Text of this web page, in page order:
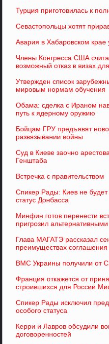
Турция приготовилась к
Севастопольцы хотят
Авария в Хабаровском
Члены Конгресса США
возможный отказ в визах
Утвержден список
мировым нормам обучения
Обама: сделка с Ираном
путь к ядерному оружию
Бойцам ГРУ предъявят
развязывании войны
Суд в Киеве заочно
Генштаба
Встречка с правительством
Спикер Рады: Киев не
статус Донбасса
Минфин готов перенести
пригрозил
Глава МАГАТЭ рассказал
преимуществах
ВМС Украины получили от
Франция откажется от
строившихся для России
Спикер Рады исключил
особого статуса
Керри и Лавров обсудили
договоренностей